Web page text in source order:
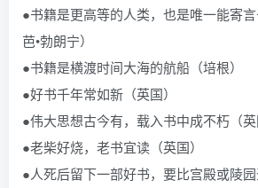
●书籍是更高等的人类，也是唯一能寄
芭•勃朗宁）
●书籍是横渡时间大海的航船（培根）
●好书千年常如新（英国）
●伟大思想古今有，载入书中成不朽（英
●老柴好烧，老书宜读（英国）
●人死后留下一部好书，要比宫殿或陵